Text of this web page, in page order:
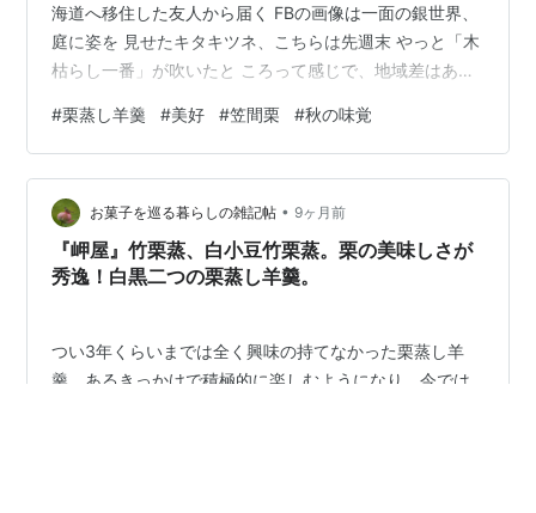
海道へ移住した友人から届く FBの画像は一面の銀世界、
庭に姿を 見せたキタキツネ、こちらは先週末 やっと「木
枯らし一番」が吹いたと ころって感じで、地域差はある
味の楽しみはいろいろ あるんですが、私はやっぱりこれ
↓↓ そう「栗蒸し羊羹」です 去年はこちらの記事を書き
ました↓↓ kanmioyaji.hatenablog.com 今年は出遅れち
ゃって、買いそびれま したが。。。 近場でもあるんです
よね、美味いのが これです TVでも紹介さ…
#栗蒸し羊羹 #美好 #笠間栗 #秋の味覚
お菓子を巡る暮らしの雑記帖 • 9ヶ月前
『岬屋』竹栗蒸、白小豆竹栗蒸。栗の美味しさが
秀逸！白黒二つの栗蒸し羊羹。